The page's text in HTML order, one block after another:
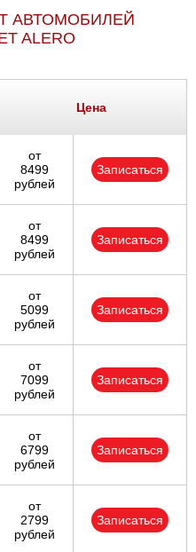
АВТОМОБИЛЕЙ
ALERO
Цена
от
8499
рублей
Записаться
от
8499
рублей
Записаться
от
5099
рублей
Записаться
от
7099
рублей
Записаться
от
6799
рублей
Записаться
от
2799
рублей
Записаться